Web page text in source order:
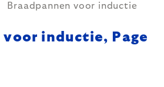
Braadpannen voor inductie
voor inductie, Page